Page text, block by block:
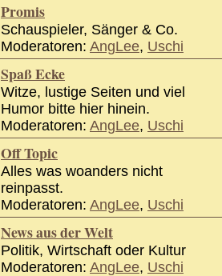
Promis
Schauspieler, Sänger & Co.
Moderatoren: AngLee, Uschi
Spaß Ecke
Witze, lustige Seiten und viel
Humor bitte hier hinein.
Moderatoren: AngLee, Uschi
Off Topic
Alles was woanders nicht
reinpasst.
Moderatoren: AngLee, Uschi
News aus der Welt
Politik, Wirtschaft oder Kultur
Moderatoren: AngLee, Uschi